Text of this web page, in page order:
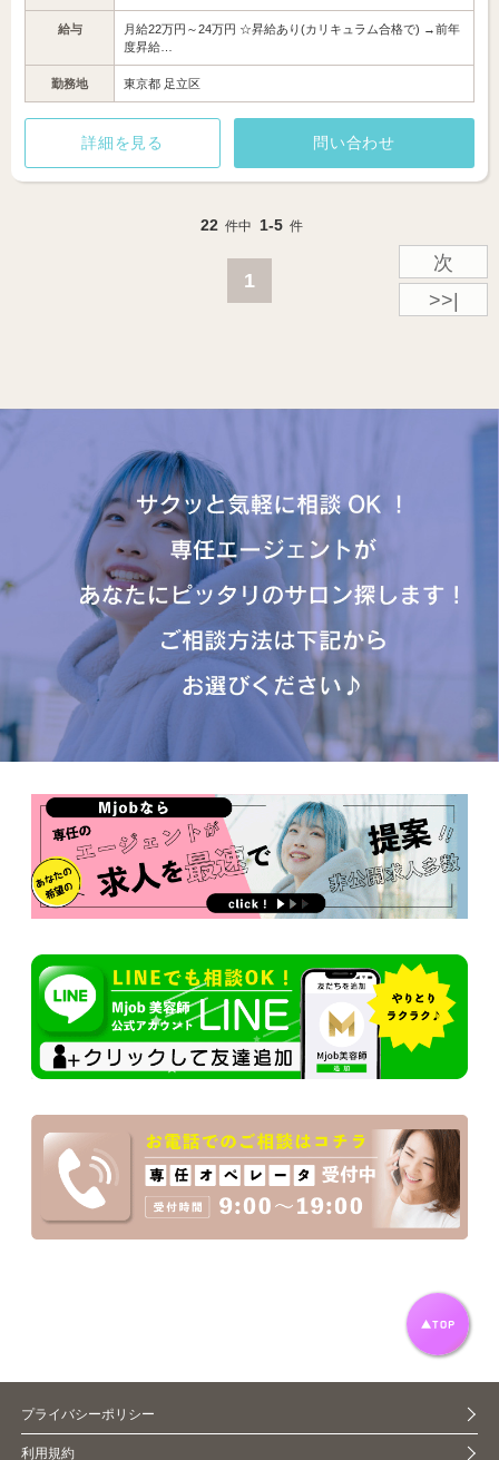
給与
月給22万円～24万円 ☆昇給あり(カリキュラム合格で) →前年
度昇給…
勤務地 東京都 足立区
詳細を見る 問い合わせ
22 件中 1-5 件
1
次
>>|
プライバシーポリシー
利用規約